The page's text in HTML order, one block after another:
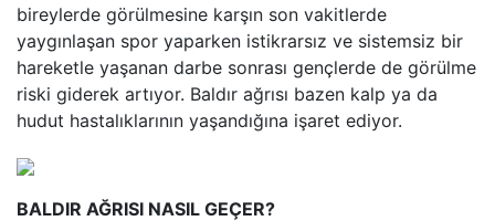
bireylerde görülmesine karşın son vakitlerde
yaygınlaşan spor yaparken istikrarsız ve sistemsiz bir
hareketle yaşanan darbe sonrası gençlerde de görülme
riski giderek artıyor. Baldır ağrısı bazen kalp ya da
hudut hastalıklarının yaşandığına işaret ediyor.
BALDIR AĞRISI NASIL GEÇER?